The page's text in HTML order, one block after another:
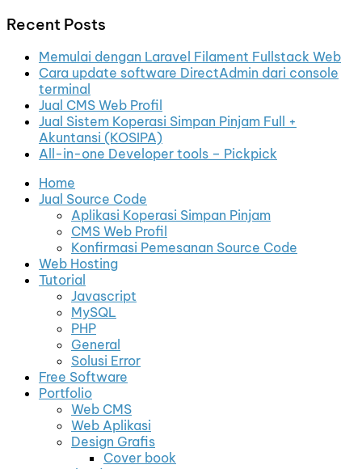
Recent Posts
Memulai dengan Laravel Filament Fullstack Web
Cara update software DirectAdmin dari console
terminal
Jual CMS Web Profil
Jual Sistem Koperasi Simpan Pinjam Full +
Akuntansi (KOSIPA)
All-in-one Developer tools – Pickpick
Home
Jual Source Code
Aplikasi Koperasi Simpan Pinjam
CMS Web Profil
Konfirmasi Pemesanan Source Code
Web Hosting
Tutorial
Javascript
MySQL
PHP
General
Solusi Error
Free Software
Portfolio
Web CMS
Web Aplikasi
Design Grafis
Cover book